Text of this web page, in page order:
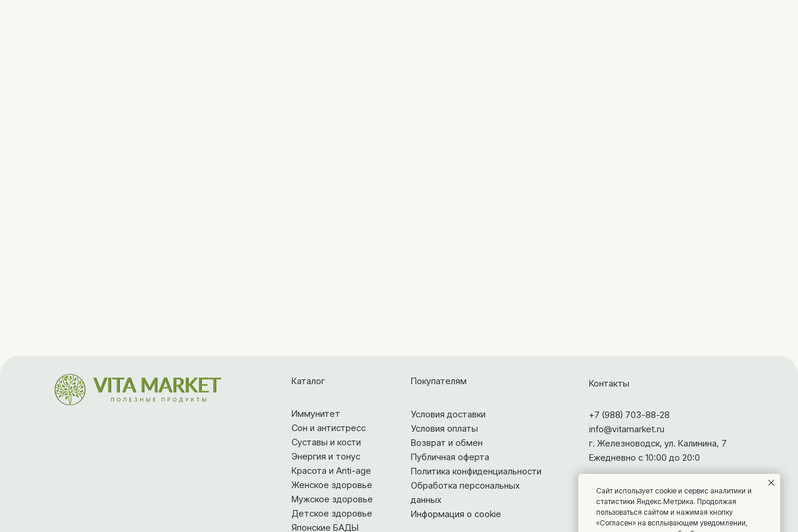
Иммунитет
Сон и антистресс
Суставы и кости
Энергия и тонус
Красота и Anti-age
Женское здоровье
Мужское здоровье
Детское здоровье
Японские БАДЫ
Каталог
Условия доставки
Условия оплаты
Возврат и обмен
Публичная оферта
Политика конфиденциальности
Обработка персональных
данных
Информация о cookie
Покупателям Контакты
+7 (988) 703-88-28
info@vitamarket.ru
г. Железноводск, ул. Калинина, 7
Ежедневно с 10:00 до 20:0
Сайт использует cookie и сервис аналитики и
статистики Яндекс.Метрика. Продолжая
пользоваться сайтом и нажимая кнопку
«Согласен» на всплывающем уведомлении,